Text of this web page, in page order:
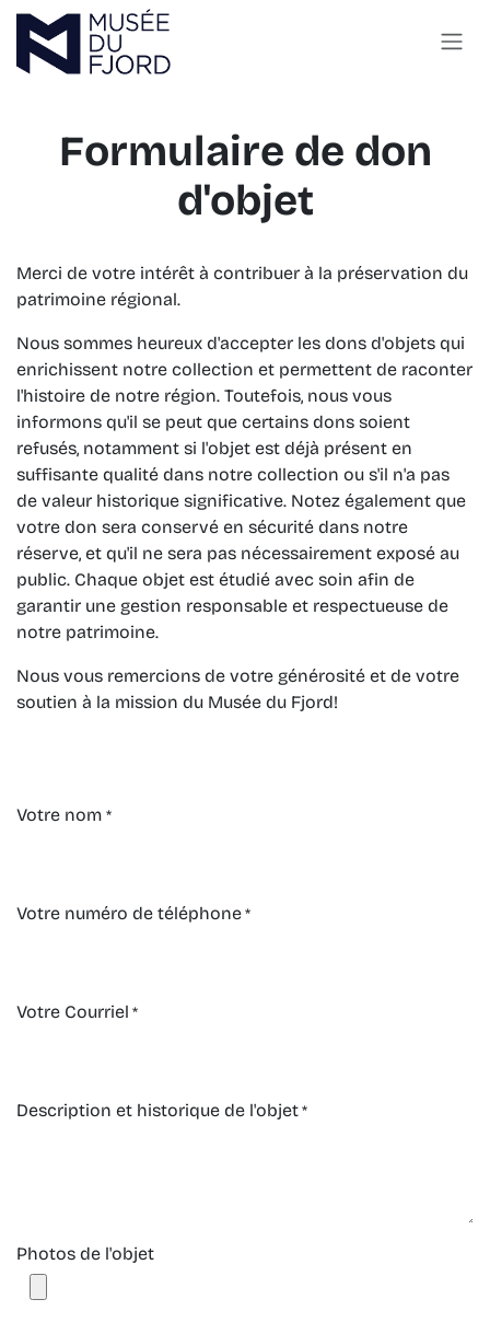
Skip to Content
Formulaire de don
d'objet
Merci de votre intérêt à contribuer à la préservation du
patrimoine régional.
Nous sommes heureux d'accepter les dons d'objets qui
enrichissent notre collection et permettent de raconter
l'histoire de notre région. Toutefois, nous vous
informons qu'il se peut que certains dons soient
refusés, notamment si l'objet est déjà présent en
suffisante qualité dans notre collection ou s'il n'a pas
de valeur historique significative. Notez également que
votre don sera conservé en sécurité dans notre
réserve, et qu'il ne sera pas nécessairement exposé au
public. Chaque objet est étudié avec soin afin de
garantir une gestion responsable et respectueuse de
notre patrimoine.
Nous vous remercions de votre générosité et de votre
soutien à la mission du Musée du Fjord!
Votre nom *
Votre numéro de téléphone*
Votre Courriel *
Description et historique de l'objet*
Photos de l'objet